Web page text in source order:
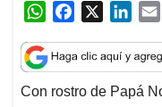
W
a
t
s
c
e
b
n
k
e
Con rostro de Papá